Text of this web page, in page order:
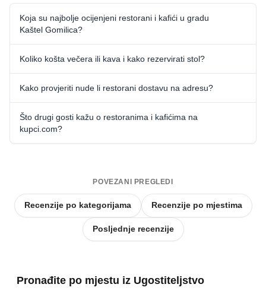
Koja su najbolje ocijenjeni restorani i kafići u gradu
Kaštel Gomilica?
Koliko košta večera ili kava i kako rezervirati stol?
Kako provjeriti nude li restorani dostavu na adresu?
Što drugi gosti kažu o restoranima i kafićima na
kupci.com?
POVEZANI PREGLEDI
Recenzije po kategorijama Recenzije po mjestima
Posljednje recenzije
Pronađite po mjestu iz Ugostiteljstvo